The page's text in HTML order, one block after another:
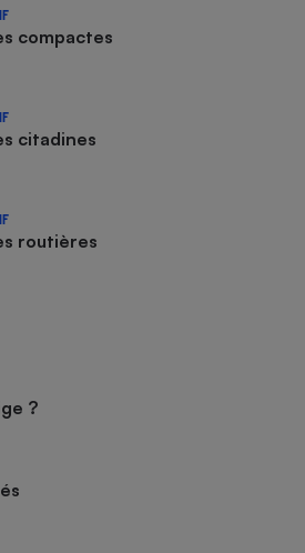
compactes
citadines
routières
?